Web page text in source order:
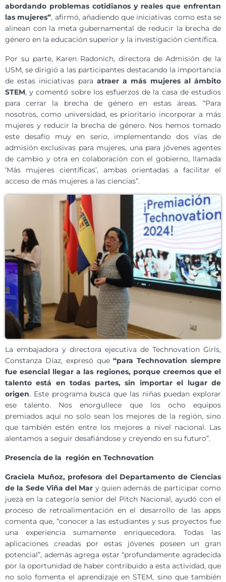
abordando problemas cotidianos y reales que enfrentan
las mujeres”, afirmó, añadiendo que iniciativas como esta se
alinean con la meta gubernamental de reducir la brecha de
género en la educación superior y la investigación científica.
Por su parte, Karen Radonich, directora de Admisión de la
USM, se dirigió a las participantes destacando la importancia
de estas iniciativas para atraer a más mujeres al ámbito
STEM, y comentó sobre los esfuerzos de la casa de estudios
para cerrar la brecha de género en estas áreas. “Para
nosotros, como universidad, es prioritario incorporar a más
mujeres y reducir la brecha de género. Nos hemos tomado
este desafío muy en serio, implementando dos vías de
admisión exclusivas para mujeres, una para jóvenes agentes
de cambio y otra en colaboración con el gobierno, llamada
‘Más mujeres científicas’, ambas orientadas a facilitar el
acceso de más mujeres a las ciencias”.
La embajadora y directora ejecutiva de Technovation Girls,
Constanza Díaz, expresó que“para Technovation siempre
fue esencial llegar a las regiones, porque creemos que el
talento está en todas partes, sin importar el lugar de
origen. Este programa busca que las niñas puedan explorar
ese talento. Nos enorgullece que los ocho equipos
premiados aquí no solo sean los mejores de la región, sino
que también estén entre los mejores a nivel nacional. Las
alentamos a seguir desafiándose y creyendo en su futuro”.
Presencia de la región en Technovation
Graciela Muñoz, profesora del Departamento de Ciencias
de la Sede Viña del Mar y quien además de participar como
jueza en la categoría senior del Pitch Nacional, ayudó con el
proceso de retroalimentación en el desarrollo de las apps
comenta que, “conocer a las estudiantes y sus proyectos fue
una experiencia sumamente enriquecedora. Todas las
aplicaciones creadas por estas jóvenes poseen un gran
potencial”, además agrega estar “profundamente agradecida
por la oportunidad de haber contribuido a esta actividad, que
no solo fomenta el aprendizaje en STEM, sino que también